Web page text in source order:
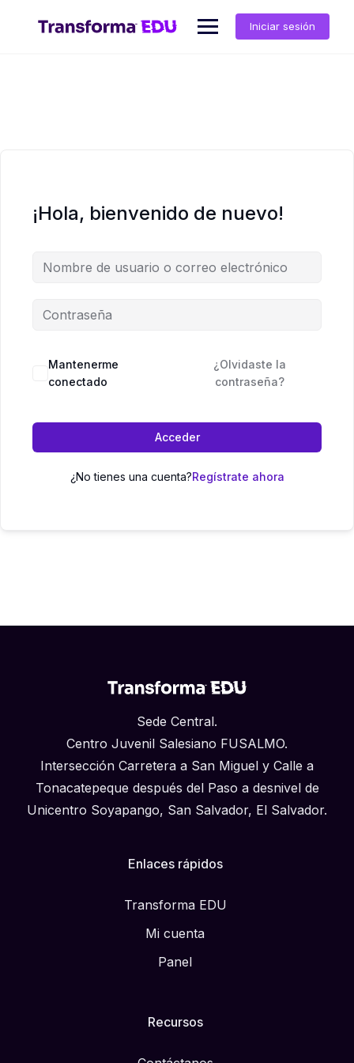
contenido
Iniciar sesión
¡Hola, bienvenido de nuevo!
Mantenerme
conectado
¿Olvidaste la
contraseña?
Acceder
¿No tienes una cuenta?Regístrate ahora
Sede Central.
Centro Juvenil Salesiano FUSALMO.
Intersección Carretera a San Miguel y Calle a
Tonacatepeque después del Paso a desnivel de
Unicentro Soyapango, San Salvador, El Salvador.
Enlaces rápidos
Transforma EDU
Mi cuenta
Panel
Recursos